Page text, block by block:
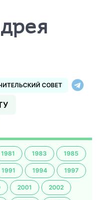
СОВЕТ
1981 1983 1985
1991 1994 1997
2001 2002